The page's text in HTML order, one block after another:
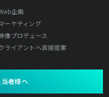
企画
ーケティング
像プロデュース
ライアントへ直接提案
者様へ